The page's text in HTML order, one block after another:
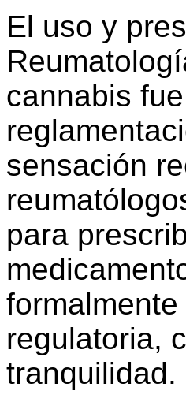
El uso y
cannabis
sensación
para
regulatoria,
tranquilidad.